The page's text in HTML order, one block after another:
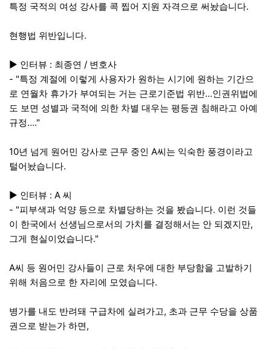
특정 국적의 여성 강사를 콕 찝어 지원 자격으로 써놨습니다.
현행법 위반입니다.
▶ 인터뷰 : 최종연 / 변호사
- "특정 계절에 이렇게 사용자가 원하는 시기에 원하는 기간으
로 연월차 휴가가 부여되는 거는 근로기준법 위반…인권위법에
도 보면 성별과 국적에 의한 차별 대우는 평등권 침해라고 아예
규정…."
10년 넘게 원어민 강사로 근무 중인 A씨는 익숙한 풍경이라고
털어놨습니다.
▶ 인터뷰 : A 씨
- "피부색과 억양 등으로 차별당하는 것을 봤습니다. 이런 것들
이 한국에서 선생님으로서의 가치를 결정해서는 안 되겠지만,
그게 현실이었습니다."
A씨 등 원어민 강사들이 근로 처우에 대한 부당함을 고발하기
위해 처음으로 한 자리에 모였습니다.
병가를 내도 반려돼 구급차에 실려가고, 초과 근무 수당을 상품
권으로 받는가 하면,